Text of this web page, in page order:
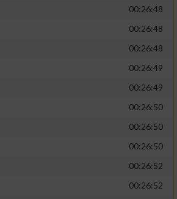
00:26:48
00:26:48
00:26:48
00:26:49
00:26:49
00:26:50
00:26:50
00:26:50
00:26:52
00:26:52